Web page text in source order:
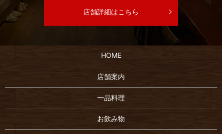
店舗詳細はこちら
HOME
店舗案内
一品料理
お飲み物